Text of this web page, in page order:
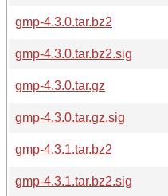
gmp-4.3.0.tar.bz2
gmp-4.3.0.tar.bz2.sig
gmp-4.3.0.tar.gz
gmp-4.3.0.tar.gz.sig
gmp-4.3.1.tar.bz2
gmp-4.3.1.tar.bz2.sig